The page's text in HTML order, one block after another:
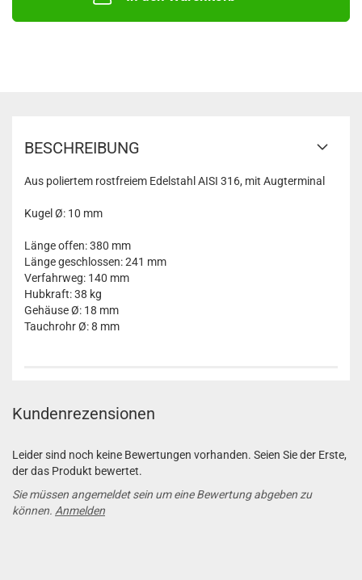
BESCHREIBUNG
Aus poliertem rostfreiem Edelstahl AISI 316, mit Augterminal
Kugel Ø: 10 mm
Länge offen: 380 mm
Länge geschlossen: 241 mm
Verfahrweg: 140 mm
Hubkraft: 38 kg
Gehäuse Ø: 18 mm
Tauchrohr Ø: 8 mm
Kundenrezensionen
Leider sind noch keine Bewertungen vorhanden. Seien Sie der Erste,
der das Produkt bewertet.
Sie müssen angemeldet sein um eine Bewertung abgeben zu
können. Anmelden